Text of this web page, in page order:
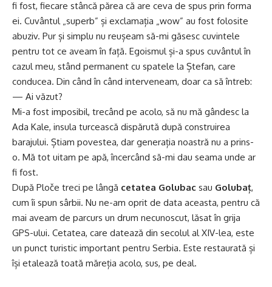
fi fost, fiecare stâncă părea că are ceva de spus prin forma
ei. Cuvântul „superb” și exclamația „wow” au fost folosite
abuziv. Pur și simplu nu reușeam să-mi găsesc cuvintele
pentru tot ce aveam în față. Egoismul și-a spus cuvântul în
cazul meu, stând permanent cu spatele la Ștefan, care
conducea. Din când în când interveneam, doar ca să întreb:
— Ai văzut?
Mi-a fost imposibil, trecând pe acolo, să nu mă gândesc la
Ada Kale, insula turcească dispărută după construirea
barajului. Știam povestea, dar generația noastră nu a prins-
o. Mă tot uitam pe apă, încercând să-mi dau seama unde ar
fi fost.
După Ploče treci pe lângă cetatea Golubac sau Golubaț,
cum îi spun sârbii. Nu ne-am oprit de data aceasta, pentru că
mai aveam de parcurs un drum necunoscut, lăsat în grija
GPS-ului. Cetatea, care datează din secolul al XIV-lea, este
un punct turistic important pentru Serbia. Este restaurată și
își etalează toată măreția acolo, sus, pe deal.